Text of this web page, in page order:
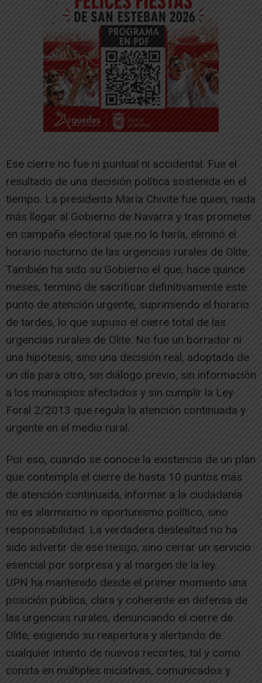
Ese cierre no fue ni puntual ni accidental. Fue el
resultado de una decisión política sostenida en el
tiempo. La presidenta María Chivite fue quien, nada
más llegar al Gobierno de Navarra y tras prometer
en campaña electoral que no lo haría, eliminó el
horario nocturno de las urgencias rurales de Olite.
También ha sido su Gobierno el que, hace quince
meses, terminó de sacrificar definitivamente este
punto de atención urgente, suprimiendo el horario
de tardes, lo que supuso el cierre total de las
urgencias rurales de Olite. No fue un borrador ni
una hipótesis, sino una decisión real, adoptada de
un día para otro, sin diálogo previo, sin información
a los municipios afectados y sin cumplir la Ley
Foral 2/2013 que regula la atención continuada y
urgente en el medio rural.
Por eso, cuando se conoce la existencia de un plan
que contempla el cierre de hasta 10 puntos más
de atención continuada, informar a la ciudadanía
no es alarmismo ni oportunismo político, sino
responsabilidad. La verdadera deslealtad no ha
sido advertir de ese riesgo, sino cerrar un servicio
esencial por sorpresa y al margen de la ley.
UPN ha mantenido desde el primer momento una
posición pública, clara y coherente en defensa de
las urgencias rurales, denunciando el cierre de
Olite, exigiendo su reapertura y alertando de
cualquier intento de nuevos recortes, tal y como
consta en múltiples iniciativas, comunicados y